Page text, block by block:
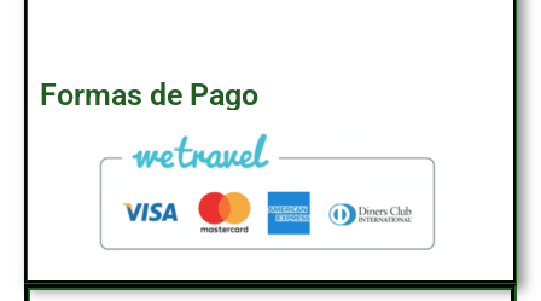
Formas de Pago